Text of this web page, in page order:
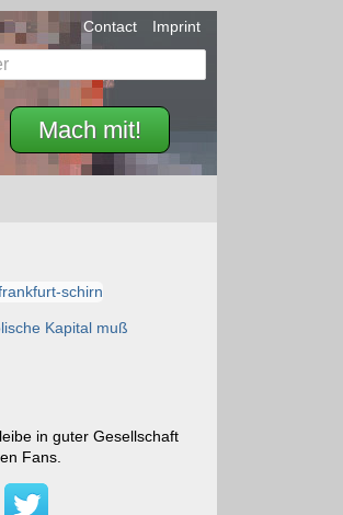
Mach mit!
Contact Imprint
Kapital muß
in guter Gesellschaft
Fans.